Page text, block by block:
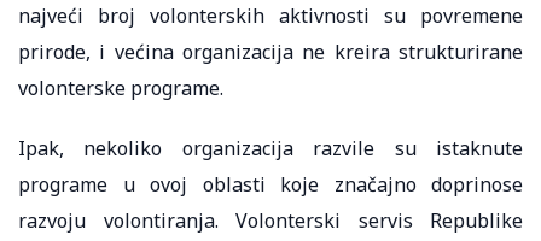
najveći broj volonterskih aktivnosti su povremene
prirode, i većina organizacija ne kreira strukturirane
volonterske programe.
Ipak, nekoliko organizacija razvile su istaknute
programe u ovoj oblasti koje značajno doprinose
razvoju volontiranja. Volonterski servis Republike